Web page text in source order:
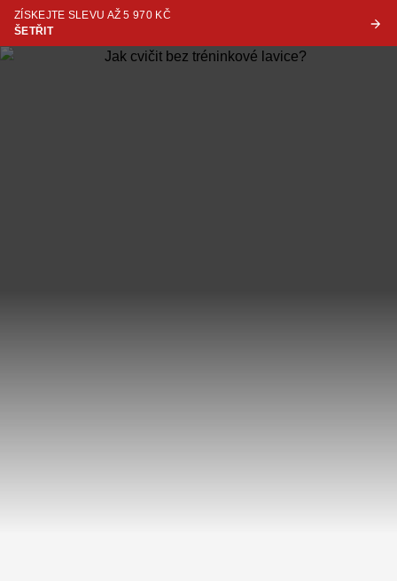
ZÍSKEJTE SLEVU AŽ 5 970 KČ
ŠETŘIT